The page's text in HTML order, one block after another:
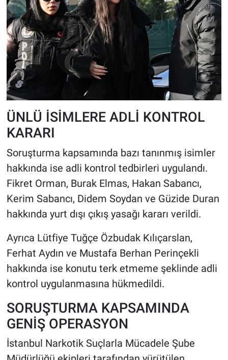
ÜNLÜ İSİMLERE ADLİ KONTROL
KARARI
Soruşturma kapsamında bazı tanınmış isimler
hakkında ise adli kontrol tedbirleri uygulandı.
Fikret Orman, Burak Elmas, Hakan Sabancı,
Kerim Sabancı, Didem Soydan ve Güzide Duran
hakkında yurt dışı çıkış yasağı kararı verildi.
Ayrıca Lütfiye Tuğçe Özbudak Kılıçarslan,
Ferhat Aydın ve Mustafa Berhan Perinçekli
hakkında ise konutu terk etmeme şeklinde adli
kontrol uygulanmasına hükmedildi.
SORUŞTURMA KAPSAMINDA
GENİŞ OPERASYON
İstanbul Narkotik Suçlarla Mücadele Şube